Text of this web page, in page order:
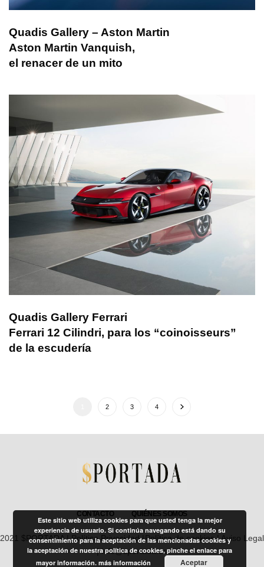
Quadis Gallery – Aston Martin
Aston Martin Vanquish,
el renacer de un mito
Quadis Gallery Ferrari
Ferrari 12 Cilindri, para los “coinoisseurs”
de la escudería
2 3 4
CONTACTO QUIÉNES SOMOS
2021 $PORTADA |Política Privacidad|Política de cookies|Aviso Legal
| info@sportada.es
Este sitio web utiliza cookies para que usted tenga la mejor
experiencia de usuario. Si continúa navegando está dando su
consentimiento para la aceptación de las mencionadas cookies y
la aceptación de nuestra política de cookies, pinche el enlace para
mayor información.más información Aceptar